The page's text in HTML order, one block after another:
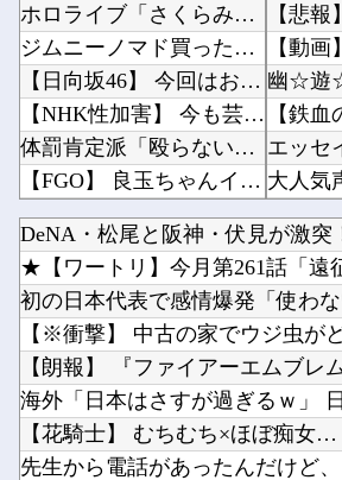
ホロライブ「さくらみこ」1回目に比べて2回目のソロライブ告知「咲き乱れみこち」いいね数が減...
ジムニーノマド買ったオーナーの不具合報告内容がどれも独特すぎる模様…
【日向坂46】 今回はお手頃価格？日向坂46とBEAMSのコラボが決定！！
【NHK性加害】 今も芸能活動している出演者Ｘは誰？実名非公表は隠蔽？ネットで逃げ得への怒...
体罰肯定派「殴らないとわからない奴もいる」ワイ「いや司法や警察に突き出せばいいよね」
【FGO】 良玉ちゃんイラスト！！ マントかっこいいよね
第31回 エルムステークス(GⅢ)
【艦これ】 データ保守＆ほんの少しだけアプデ完了！ アプデまとめ
ブログ更新停止のお知らせ
Powered by livedoor 相互RSS